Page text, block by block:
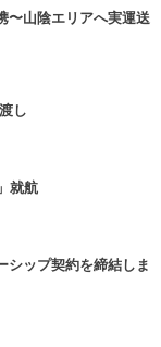
山陰エリアへ実運送
し
就航
シップ契約を締結しま